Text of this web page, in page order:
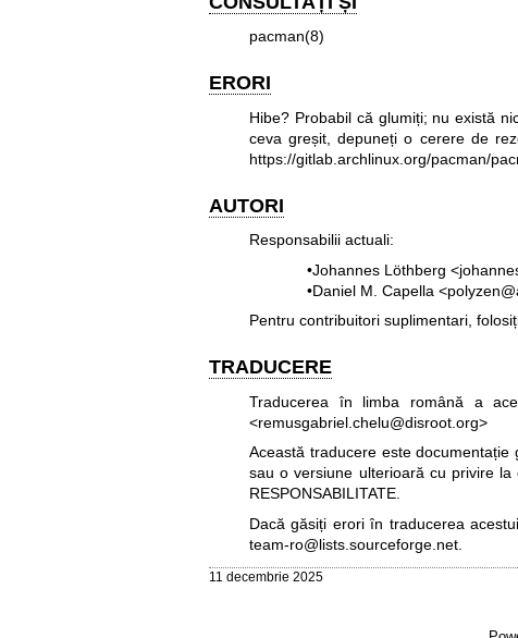
pacman(8)
ERORI
Hibe? Probabil că glumiți; nu există
ceva greșit, depuneți o cerere de
https://gitlab.archlinux.org/pacman/
AUTORI
Responsabilii actuali:
•Johannes Löthberg
•Daniel M. Capella
Pentru contribuitori suplimentari,
TRADUCERE
Traducerea în limba română a
<remusgabriel.chelu@disroot.org>
Această traducere este documentație
sau o versiune ulterioară cu privire
RESPONSABILITATE.
Dacă găsiți erori în traducerea
team-ro@lists.sourceforge.net.
11 decembrie 2025